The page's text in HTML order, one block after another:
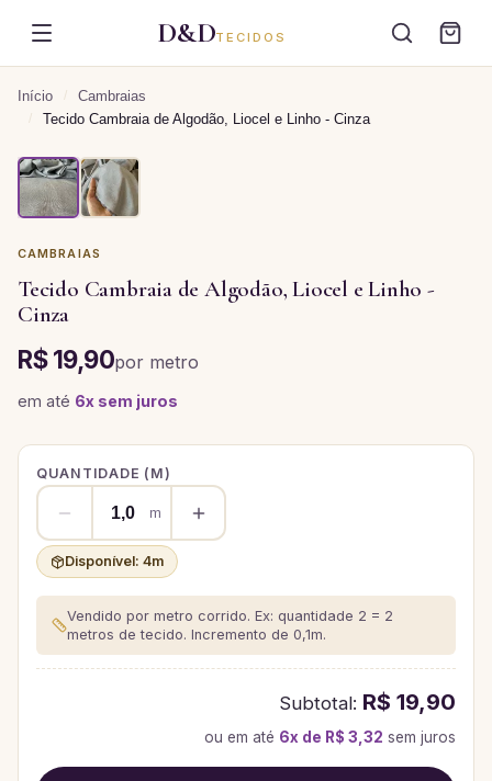
D&DTECIDOS
Início / Cambraias
/ Tecido Cambraia de Algodão, Liocel e Linho - Cinza
CAMBRAIAS
Tecido Cambraia de Algodão, Liocel e Linho -
Cinza
R$ 19,90por metro
em até 6x sem juros
QUANTIDADE ( M)
m
Disponível: 4m
Vendido por metro corrido. Ex: quantidade 2 = 2
metros de tecido. Incremento de 0,1m.
Subtotal: R$ 19,90
ou em até 6x de R$ 3,32 sem juros